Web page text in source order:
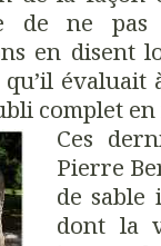
de ne pas
en disent
évaluait
complet
Ces
Pierre
de sable
dont la